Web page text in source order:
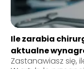
Ile zarabia
aktualne
Zastanawiasz się,